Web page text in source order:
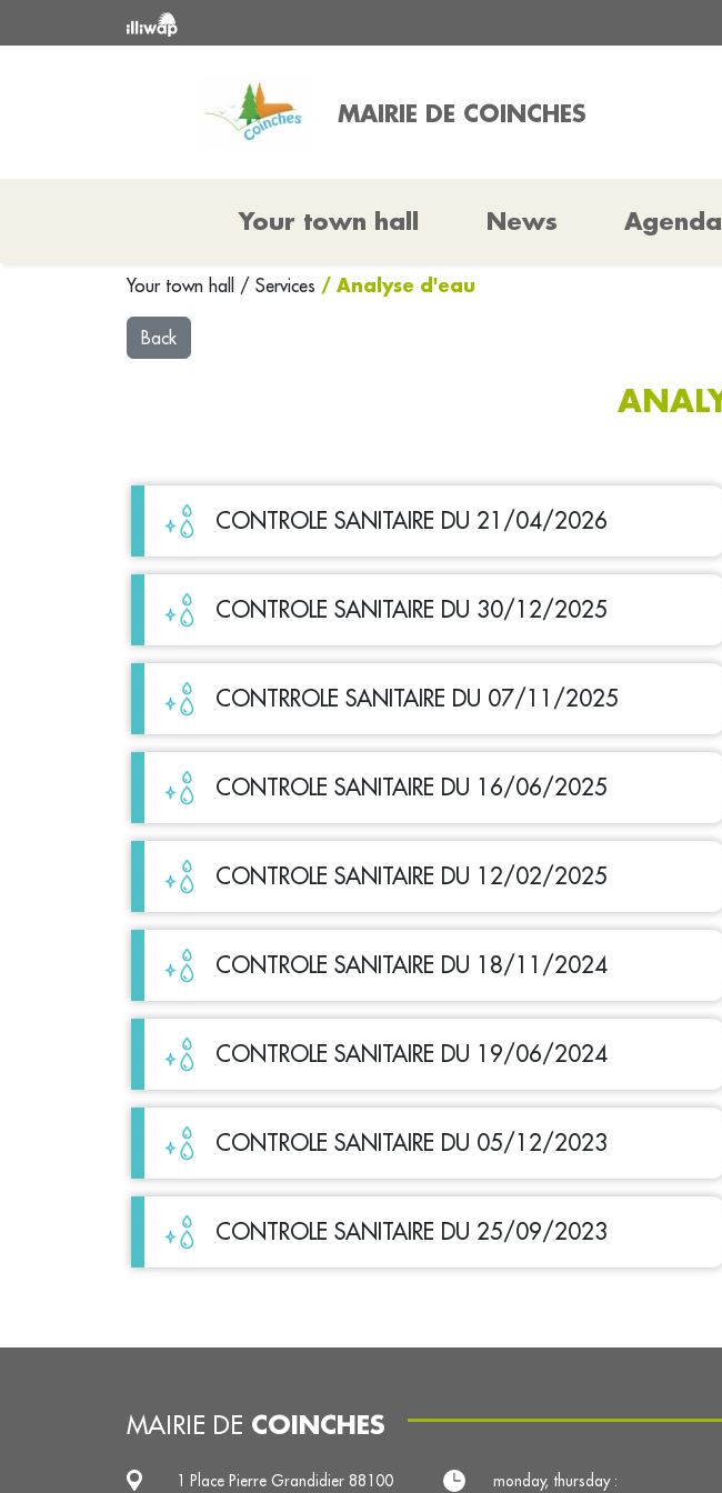
MAIRIE DE COINCHES
Your town hall News Agenda
Your town hall / Services / Analyse d'eau
Back
CONTROLE SANITAIRE DU 21/04/2026
CONTROLE SANITAIRE DU 30/12/2025
CONTRROLE SANITAIRE DU 07/11/2025
CONTROLE SANITAIRE DU 16/06/2025
CONTROLE SANITAIRE DU 12/02/2025
CONTROLE SANITAIRE DU 18/11/2024
CONTROLE SANITAIRE DU 19/06/2024
CONTROLE SANITAIRE DU 05/12/2023
CONTROLE SANITAIRE DU 25/09/2023
MAIRIE DE COINCHES
1 Place Pierre Grandidier 88100 monday, thursday :